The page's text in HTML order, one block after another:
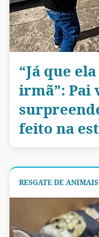
“Já que
irmã”: Pai
feito na
RESGATE DE ANIMAIS